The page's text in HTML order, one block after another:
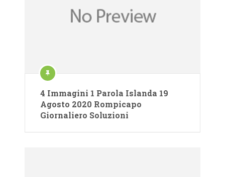
4 Immagini 1 Parola Islanda 19
Agosto 2020 Rompicapo
Giornaliero Soluzioni